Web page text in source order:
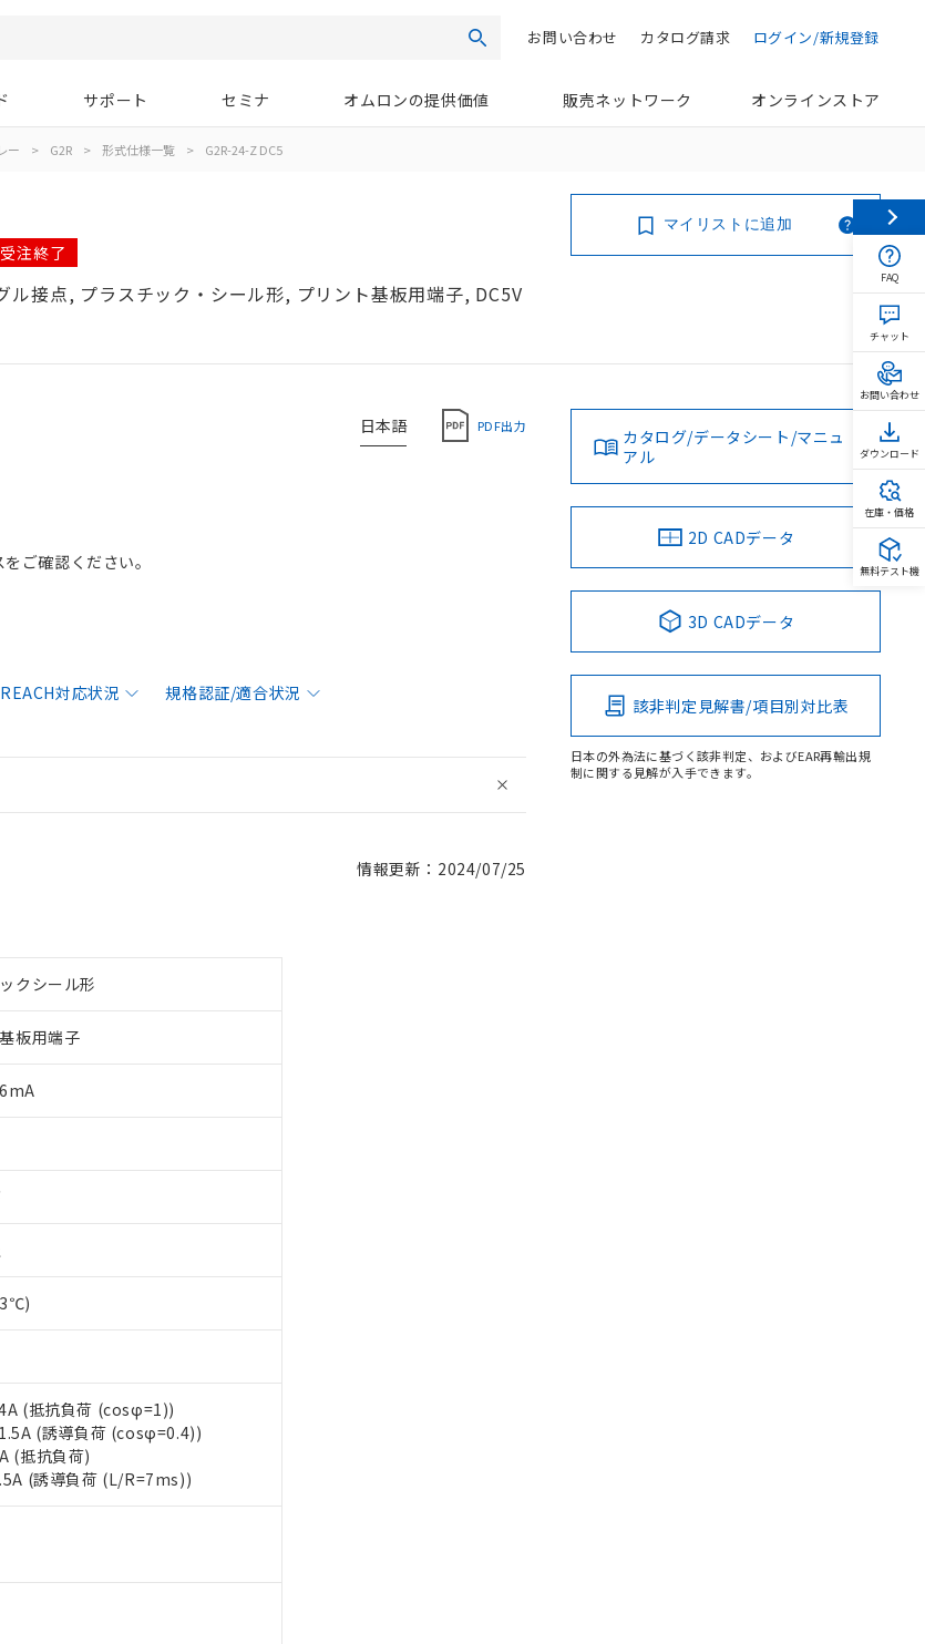
検索 ログイン/新規登録
カタログ請求
お問い合わせ
サポート セミナ オムロンの提供価値 販売ネットワーク オンラインストア
ー > G2R > 形式仕様一覧 > G2R-24-Z DC5
注終了
接点, プラスチック・シール形, プリント基板用端子, DC5V
マイリストに追加
日本語 PDF出力
ご確認ください。
対応状況 規格認証/適合状況
情報更新：2024/07/25
クシール形
板用端子
(抵抗負荷 (cosφ=1))
(誘導負荷 (cosφ=0.4))
(抵抗負荷)
(誘導負荷 (L/R=7ms))
カタログ/データシート/マニュ
アル
2D CADデータ
3D CADデータ
該非判定見解書/項目別対比表
日本の外為法に基づく該非判定、およびEAR再輸出規
制に関する見解が入手できます。
FAQ
チャット
お問い合わせ
ダウンロード
在庫・価格
無料テスト機